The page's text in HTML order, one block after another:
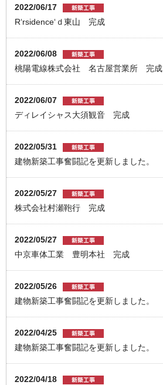
2022/06/17
R‘rsidence‘ｄ東山 完成
2022/06/08
桃陽電線株式会社 名古屋営業所 完成
2022/06/07
ディレイシャス大須観音 完成
2022/05/31
建物新築工事奮闘記を更新しました。
2022/05/27
株式会社村瀬鞄行 完成
2022/05/27
中京車体工業 豊明本社 完成
2022/05/26
建物新築工事奮闘記を更新しました。
2022/04/25
建物新築工事奮闘記を更新しました。
2022/04/18